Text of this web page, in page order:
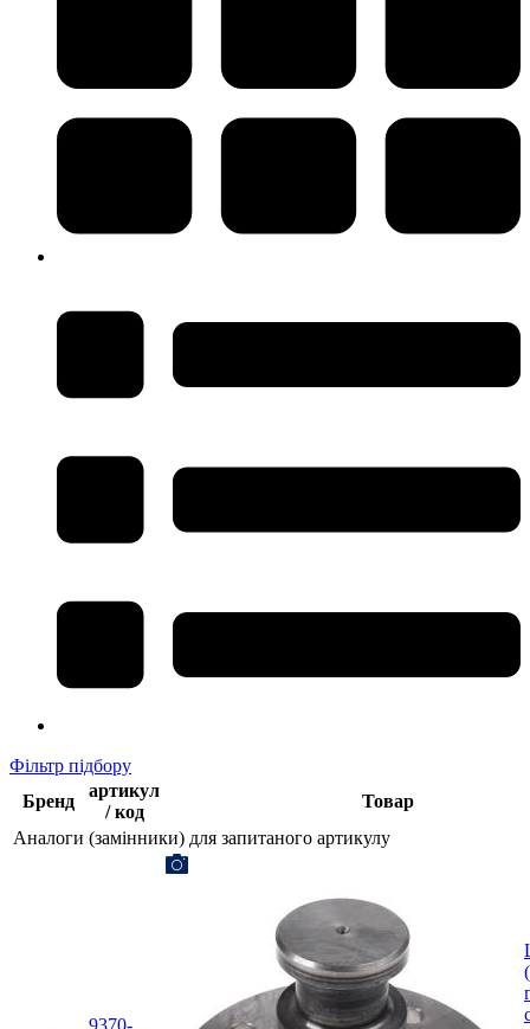
Фільтр підбору
Бренд
артикул
/ код
Товар
Аналоги (замінники) для запитаного артикулу